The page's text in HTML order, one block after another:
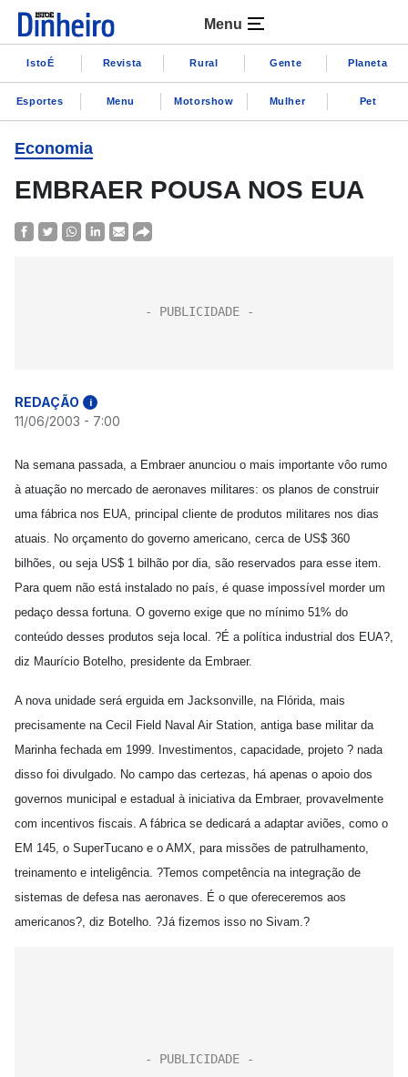
Menu
IstoÉ Revista Rural Gente Planeta
Esportes Menu Motorshow Mulher Pet
Economia
EMBRAER POUSA NOS EUA
REDAÇÃO i
11/06/2003 - 7:00
Na semana passada, a Embraer anunciou o mais importante vôo rumo
à atuação no mercado de aeronaves militares: os planos de construir
uma fábrica nos EUA, principal cliente de produtos militares nos dias
atuais. No orçamento do governo americano, cerca de US$ 360
bilhões, ou seja US$ 1 bilhão por dia, são reservados para esse item.
Para quem não está instalado no país, é quase impossível morder um
pedaço dessa fortuna. O governo exige que no mínimo 51% do
conteúdo desses produtos seja local. ?É a política industrial dos EUA?,
diz Maurício Botelho, presidente da Embraer.
A nova unidade será erguida em Jacksonville, na Flórida, mais
precisamente na Cecil Field Naval Air Station, antiga base militar da
Marinha fechada em 1999. Investimentos, capacidade, projeto ? nada
disso foi divulgado. No campo das certezas, há apenas o apoio dos
governos municipal e estadual à iniciativa da Embraer, provavelmente
com incentivos fiscais. A fábrica se dedicará a adaptar aviões, como o
EM 145, o SuperTucano e o AMX, para missões de patrulhamento,
treinamento e inteligência. ?Temos competência na integração de
sistemas de defesa nas aeronaves. É o que ofereceremos aos
americanos?, diz Botelho. ?Já fizemos isso no Sivam.?